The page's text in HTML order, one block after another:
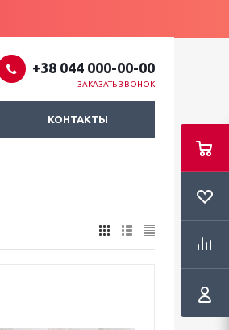
+38 044 000-00-00
ЗАКАЗАТЬ ЗВОНОК
КОНТАКТЫ